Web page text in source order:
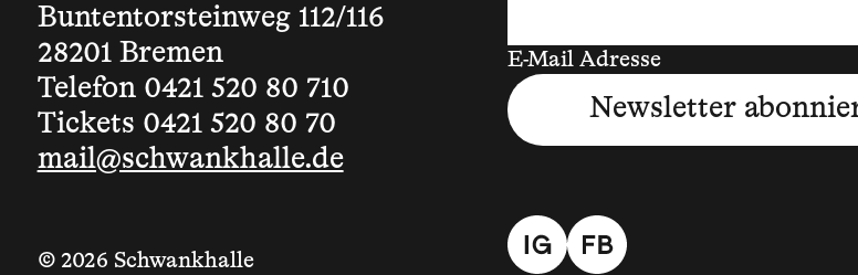
Buntentorsteinweg 112/116
28201 Bremen
Telefon 0421 520 80 710
Tickets 0421 520 80 70
mail@schwankhalle.de
E-Mail Adresse
Newsletter
© 2026 Schwankhalle